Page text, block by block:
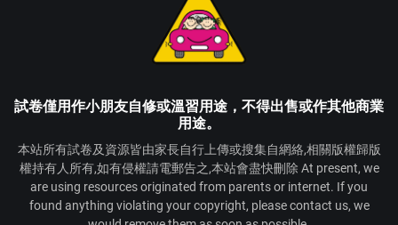
試卷僅用作小朋友自修或溫習用途，不得出售或作其他商業
用途。
本站所有試卷及資源皆由家長自行上傳或搜集自網絡,相關版權歸版
權持有人所有,如有侵權請電郵告之,本站會盡快刪除 At present, we
are using resources originated from parents or internet. If you
found anything violating your copyright, please contact us, we